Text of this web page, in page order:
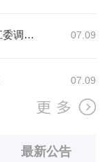
借鉴云南省重点高原湖泊立法保护经验 长江委调研组赴滇开展专题立法调研 07.09
07.09
最新公告